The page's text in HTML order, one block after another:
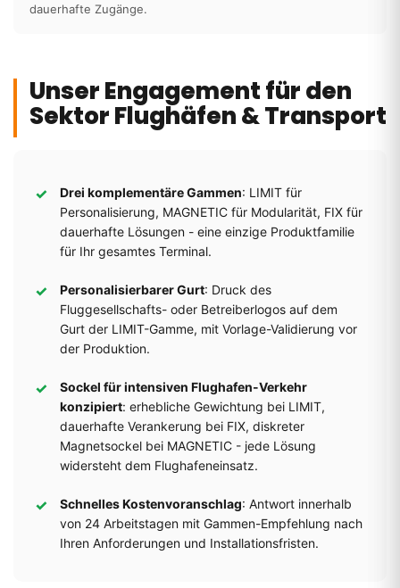
dauerhafte Zugänge.
Unser Engagement für den
Sektor Flughäfen & Transport
Drei komplementäre Gammen: LIMIT für
Personalisierung, MAGNETIC für Modularität, FIX für
dauerhafte Lösungen - eine einzige Produktfamilie
für Ihr gesamtes Terminal.
Personalisierbarer Gurt: Druck des
Fluggesellschafts- oder Betreiberlogos auf dem
Gurt der LIMIT-Gamme, mit Vorlage-Validierung vor
der Produktion.
Sockel für intensiven Flughafen-Verkehr
konzipiert: erhebliche Gewichtung bei LIMIT,
dauerhafte Verankerung bei FIX, diskreter
Magnetsockel bei MAGNETIC - jede Lösung
widersteht dem Flughafeneinsatz.
Schnelles Kostenvoranschlag: Antwort innerhalb
von 24 Arbeitstagen mit Gammen-Empfehlung nach
Ihren Anforderungen und Installationsfristen.